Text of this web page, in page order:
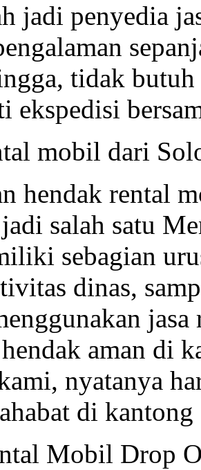
jadi penyedia
tidak butuh
ekspedisi
mobil dari
hendak rental
salah satu
sebagian
dinas,
aman di
nyatanya
di
Mobil Drop